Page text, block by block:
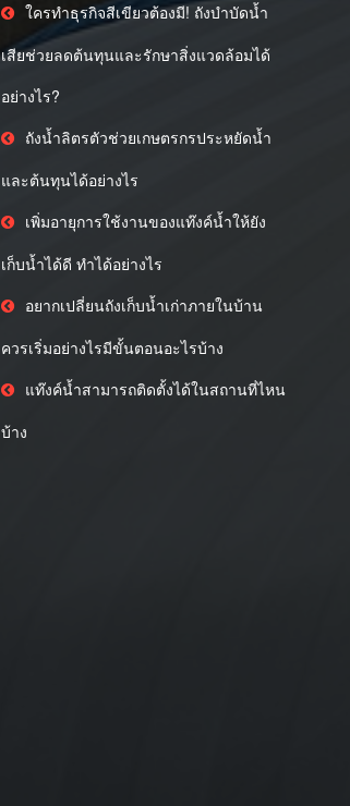
ใครทำธุรกิจสีเขียวต้องมี! ถังบำบัดน้ำ
เสียช่วยลดต้นทุนและรักษาสิ่งแวดล้อมได้
อย่างไร?
ถังน้ำลิตรตัวช่วยเกษตรกรประหยัดน้ำ
และต้นทุนได้อย่างไร
เพิ่มอายุการใช้งานของแท๊งค์น้ำให้ยัง
เก็บน้ำได้ดี ทำได้อย่างไร
อยากเปลี่ยนถังเก็บน้ำเก่าภายในบ้าน
ควรเริ่มอย่างไรมีขั้นตอนอะไรบ้าง
แท๊งค์น้ำสามารถติดตั้งได้ในสถานที่ไหน
บ้าง